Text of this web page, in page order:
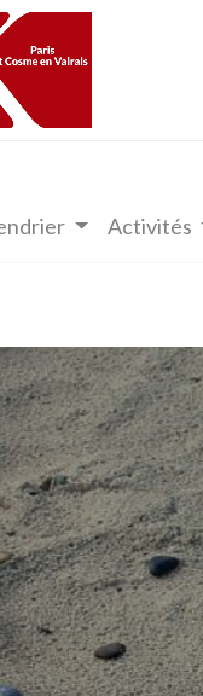
Activités